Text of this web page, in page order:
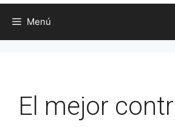
Menú
El mejor